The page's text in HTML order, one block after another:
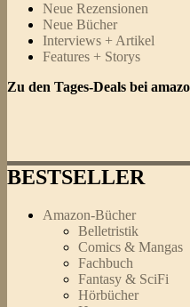
Neue Rezensionen
Neue Bücher
Interviews + Artikel
Features + Storys
Zu den Tages-Deals bei
BESTSELLER
Amazon-Bücher
Belletristik
Comics & Mangas
Fachbuch
Fantasy & SciFi
Hörbücher